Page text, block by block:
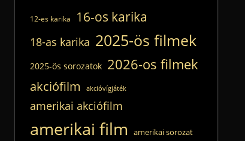
12-es karika 16-os karika
18-as karika 2025-ös filmek
2025-ös sorozatok 2026-os filmek
akciófilm akcióvígjáték
amerikai akciófilm
amerikai film amerikai sorozat